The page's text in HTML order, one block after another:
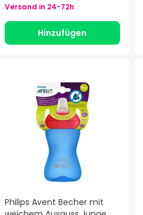
Versand in 24-72h
Hinzufügen
Philips Avent Becher mit